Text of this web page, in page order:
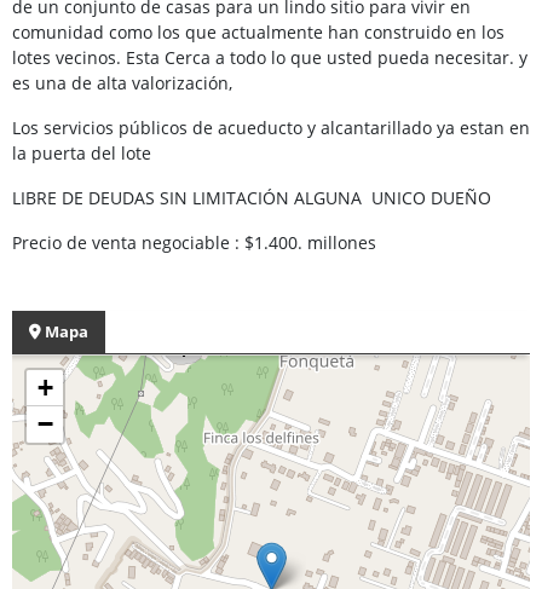
de un conjunto de casas para un lindo sitio para vivir en
comunidad como los que actualmente han construido en los
lotes vecinos. Esta Cerca a todo lo que usted pueda necesitar. y
es una de alta valorización,
Los servicios públicos de acueducto y alcantarillado ya estan en
la puerta del lote
LIBRE DE DEUDAS SIN LIMITACIÓN ALGUNA UNICO DUEÑO
Precio de venta negociable : $1.400. millones
Mapa
+
−